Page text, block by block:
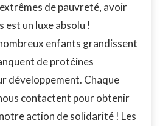
de pauvreté, avoir
est un luxe absolu !
enfants grandissent
de protéines
développement. Chaque
contactent pour obtenir
action de solidarité ! Les